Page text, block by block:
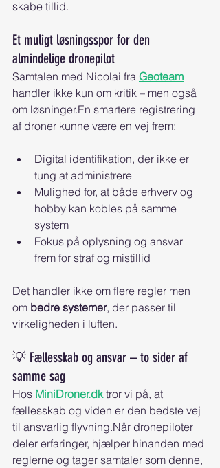
skabe tillid.
Et muligt løsningsspor for den
almindelige dronepilot
Samtalen med Nicolai fra Geoteam
handler ikke kun om kritik – men også
om løsninger.En smartere registrering
af droner kunne være en vej frem:
Digital identifikation, der ikke er
tung at administrere
Mulighed for, at både erhverv og
hobby kan kobles på samme
system
Fokus på oplysning og ansvar
frem for straf og mistillid
Det handler ikke om flere regler men
om bedre systemer, der passer til
virkeligheden i luften.
💡 Fællesskab og ansvar – to sider af
samme sag
Hos MiniDroner.dk tror vi på, at
fællesskab og viden er den bedste vej
til ansvarlig flyvning.Når dronepiloter
deler erfaringer, hjælper hinanden med
reglerne og tager samtaler som denne,